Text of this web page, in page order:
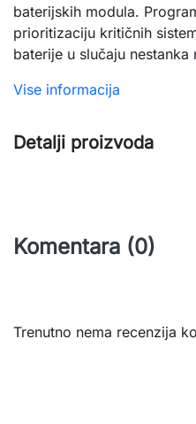
baterijskih modula.
prioritizaciju kritičnih
baterije u slučaju nestanka
Vise informacija
Detalji proizvoda
Komentara (0)
Trenutno nema recenzija